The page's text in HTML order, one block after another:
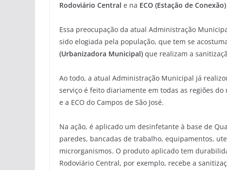
Rodoviário Central e na ECO (Estação de Conexão)
Essa preocupação da atual Administração
sido elogiada pela população, que tem se
(Urbanizadora Municipal) que realizam a
Ao todo, a atual Administração Municipal já
serviço é feito diariamente em todas as regiões
e a ECO do Campos de São José.
Na ação, é aplicado um desinfetante à base de
paredes, bancadas de trabalho, equipamentos,
microrganismos. O produto aplicado tem
Rodoviário Central, por exemplo, recebe a